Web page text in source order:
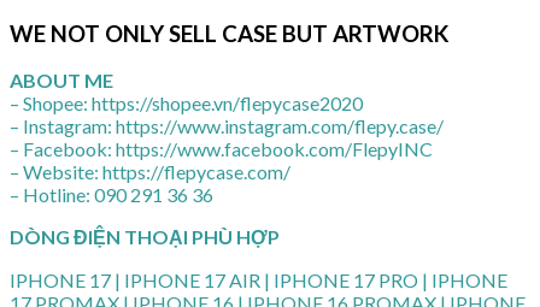
WE NOT ONLY SELL CASE BUT ARTWORK
ABOUT ME
– Shopee: https://shopee.vn/flepycase2020
– Instagram: https://www.instagram.com/flepy.case/
– Facebook: https://www.facebook.com/FlepyINC
– Website: https://flepycase.com/
– Hotline: 090 291 36 36
DÒNG ĐIỆN THOẠI PHÙ HỢP
IPHONE 17 | IPHONE 17 AIR | IPHONE 17 PRO | IPHONE